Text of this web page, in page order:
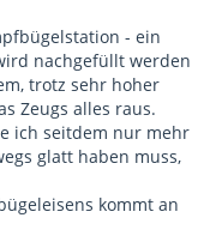
- ein
nachgefüllt werden
trotz sehr hoher
Zeugs alles raus.
ich seitdem nur mehr
glatt haben muss,
kommt an